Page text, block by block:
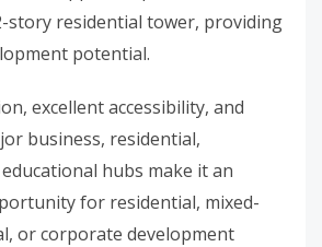
story residential tower, providing
potential.
excellent accessibility, and
business, residential,
hubs make it an
for residential, mixed-
or corporate development